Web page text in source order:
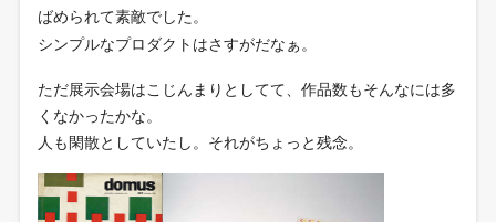
ばめられて素敵でした。
シンプルなプロダクトはさすがだなぁ。
ただ展示会場はこじんまりとしてて、作品数もそんなには多
くなかったかな。
人も閑散としていたし。それがちょっと残念。